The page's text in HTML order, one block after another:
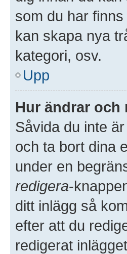
som du har
kan skapa nya
kategori, osv.
Upp
Hur ändrar och
Såvida du inte
och ta bort dina
under en
redigera-
ditt inlägg så
efter att du
redigerat